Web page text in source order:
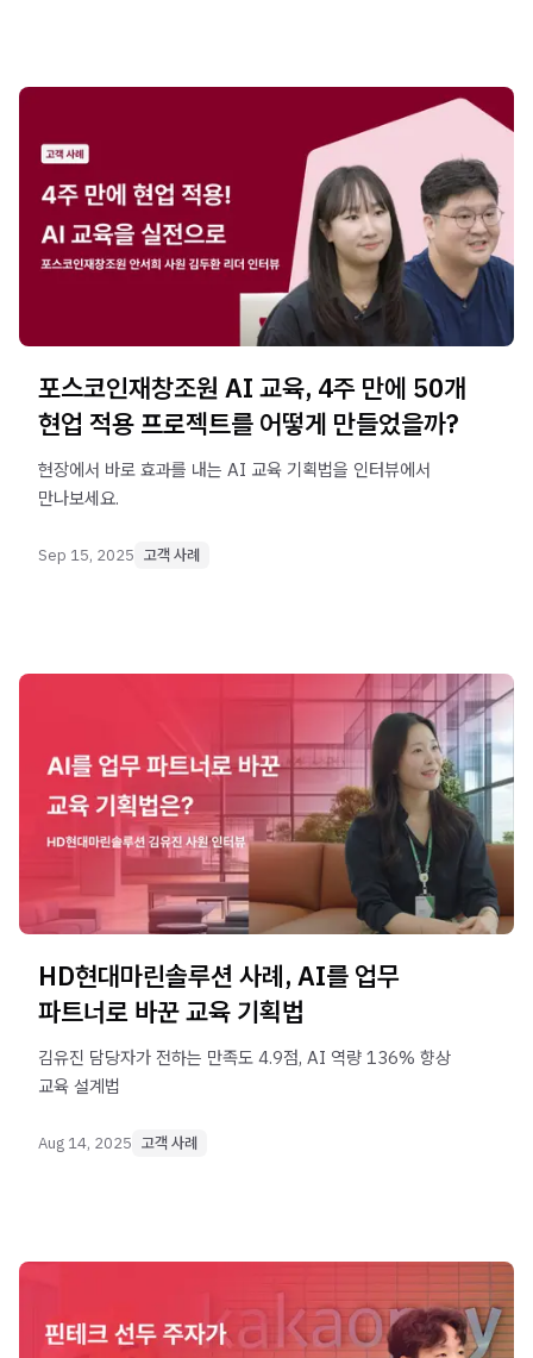
포스코인재창조원 AI 교육, 4주 만에 50개
현업 적용 프로젝트를 어떻게 만들었을까?
현장에서 바로 효과를 내는 AI 교육 기획법을 인터뷰에서
만나보세요.
Sep 15, 2025 고객 사례
HD현대마린솔루션 사례, AI를 업무
파트너로 바꾼 교육 기획법
김유진 담당자가 전하는 만족도 4.9점, AI 역량 136% 향상
교육 설계법
Aug 14, 2025 고객 사례